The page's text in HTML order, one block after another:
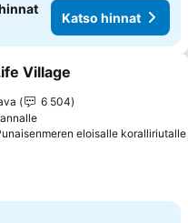
Katso hinnat
suosikkeihin
Village
6 504
eloisalle koralliriutalle